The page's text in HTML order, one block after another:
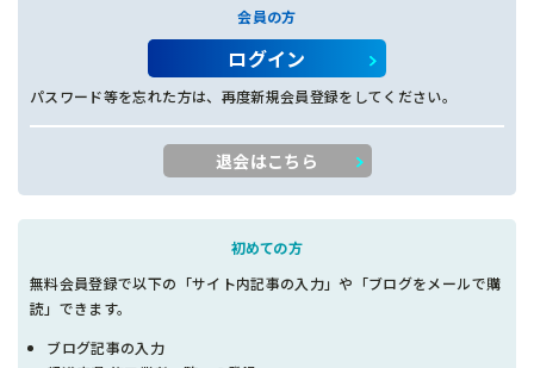
会員の方
ログイン
パスワード等を忘れた方は、再度新規会員登録をしてください。
退会はこちら
初めての方
無料会員登録で以下の「サイト内記事の入力」や「ブログをメールで購
読」できます。
ブログ記事の入力